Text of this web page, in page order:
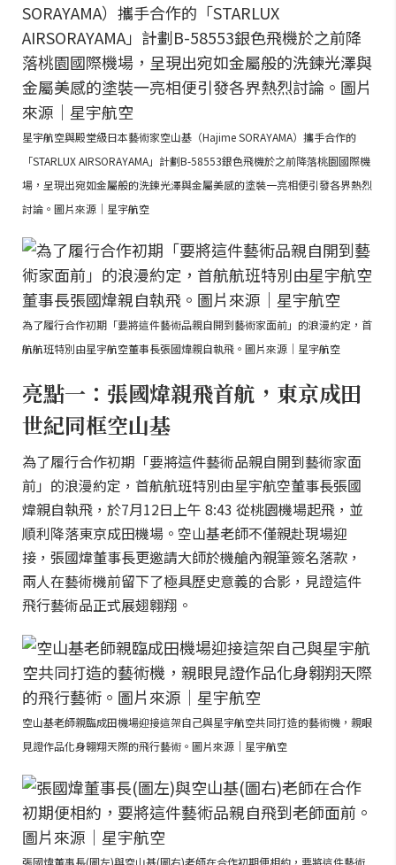
星宇航空與殿堂級日本藝術家空山基（Hajime SORAYAMA）攜手合作的
「STARLUX AIRSORAYAMA」計劃B-58553銀色飛機於之前降落桃園國際機
場，呈現出宛如金屬般的洗鍊光澤與金屬美感的塗裝一亮相便引發各界熱烈
討論。圖片來源｜星宇航空
為了履行合作初期「要將這件藝術品親自開到藝術家面前」的浪漫約定，首
航航班特別由星宇航空董事長張國煒親自執飛。圖片來源｜星宇航空
亮點一：張國煒親飛首航，東京成田
世紀同框空山基
為了履行合作初期「要將這件藝術品親自開到藝術家面
前」的浪漫約定，首航航班特別由星宇航空董事長張國
煒親自執飛，於7月12日上午 8:43 從桃園機場起飛，並
順利降落東京成田機場。空山基老師不僅親赴現場迎
接，張國煒董事長更邀請大師於機艙內親筆簽名落款，
兩人在藝術機前留下了極具歷史意義的合影，見證這件
飛行藝術品正式展翅翱翔。
空山基老師親臨成田機場迎接這架自己與星宇航空共同打造的藝術機，親眼
見證作品化身翱翔天際的飛行藝術。圖片來源｜星宇航空
張國煒董事長(圖左)與空山基(圖右)老師在合作初期便相約，要將這件藝術